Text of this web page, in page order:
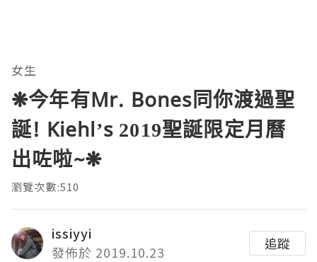
女生
❋今年有Mr. Bones同你渡過聖
誕! Kiehl’s 2019聖誕限定月曆
出咗啦~❋
瀏覽次數:510
issiyyi
發佈於 2019.10.23
追蹤